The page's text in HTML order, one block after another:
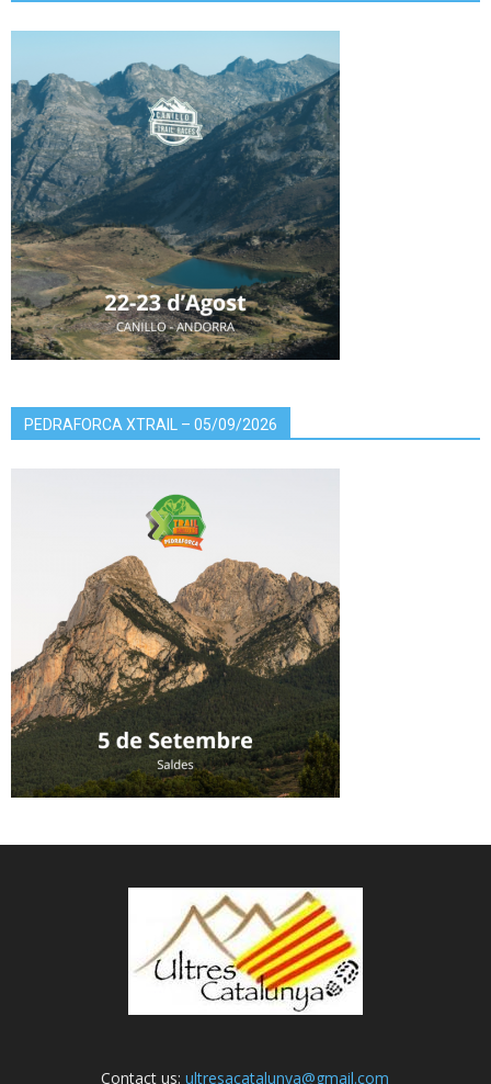
PEDRAFORCA XTRAIL – 05/09/2026
Contact us:ultresacatalunya@gmail.com